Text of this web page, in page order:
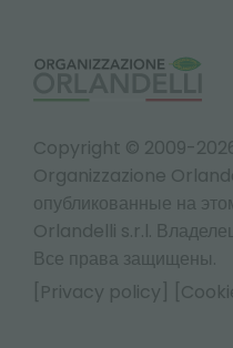
Copyright © 2009-
Organizzazione
опубликованные на
Orlandelli s.r.l.
Все права защищены.
[Privacy policy]